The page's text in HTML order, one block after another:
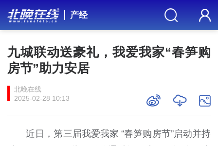
产经
九城联动送豪礼，我爱我家“春笋购
房节”助力安居
北晚在线
2025-02-28 10:13
近日，第三届我爱我家 “春笋购房节”启动并持